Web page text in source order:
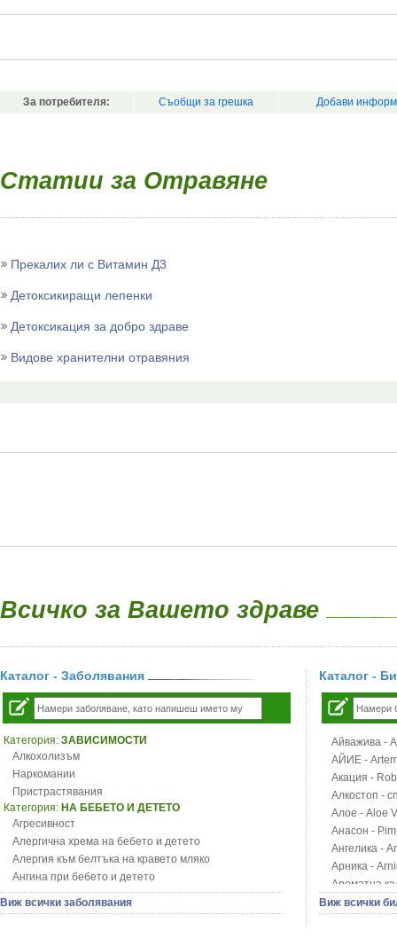
За потребителя: Съобщи за грешка Добави
Статии за Отравяне
Прекалих ли с Витамин Д3
Детоксикиращи лепенки
Детоксикация за добро здраве
Видове хранителни отравяния
Всичко за Вашето здраве
Каталог - Заболявания
Категория: ЗАВИСИМОСТИ
Алкохолизъм
Наркомании
Пристрастявания
Категория: НА БЕБЕТО И ДЕТЕТО
Агресивност
Алергична хрема на бебето и детето
Алергия към белтъка на кравето мляко
Ангина при бебето и детето
Анемия при бебето и детето
Апетит - пълни деца
Виж всички заболявания
Каталог -
Айважива -
АЙИЕ -
Акация -
Алкостоп -
Алое - Aloe
Анасон -
Ангелика -
Арника -
Ароматна
Арония -
Виж всички